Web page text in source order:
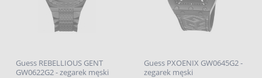
Guess REBELLIOUS GENT
GW0622G2 - zegarek męski
Guess PXOENIX GW0645G2 -
zegarek męski